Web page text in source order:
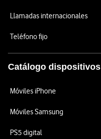
Llamadas internacionales
Teléfono fijo
Catálogo dispositivos
Móviles iPhone
Móviles Samsung
PS5 digital